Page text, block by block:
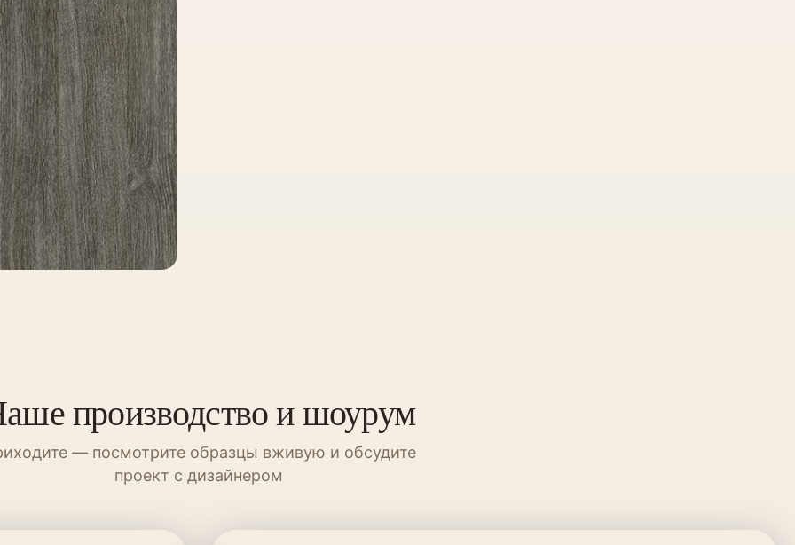
производство и шоурум
— посмотрите образцы вживую и обсудите
проект с дизайнером